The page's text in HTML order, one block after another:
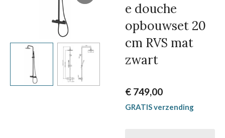
e douche
opbouwset 20
cm RVS mat
zwart
€ 749,00
GRATIS verzending